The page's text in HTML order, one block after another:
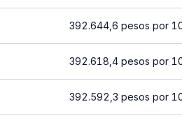
392.644,6 pesos por
392.618,4 pesos por
392.592,3 pesos por